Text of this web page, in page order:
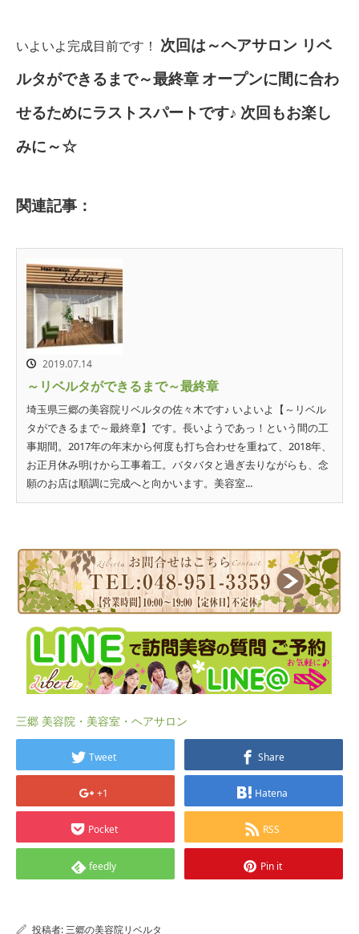
いよいよ完成目前です！ 次回は～ヘアサロン リベ
ルタができるまで～最終章 オープンに間に合わ
せるためにラストスパートです♪ 次回もお楽し
みに～☆
関連記事：
2019.07.14
～リベルタができるまで～最終章
埼玉県三郷の美容院リベルタの佐々木です♪ いよいよ【～リベル
タができるまで～最終章】です。長いようであっ！という間の工
事期間。2017年の年末から何度も打ち合わせを重ねて、2018年、
お正月休み明けから工事着工。バタバタと過ぎ去りながらも、念
願のお店は順調に完成へと向かいます。美容室...
三郷 美容院・美容室・ヘアサロン
Tweet Share
+1 Hatena
Pocket RSS
feedly Pin it
投稿者:三郷の美容院リベルタ